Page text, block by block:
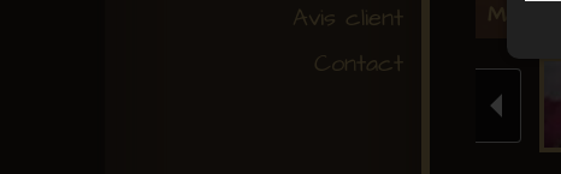
Avis client
Contact